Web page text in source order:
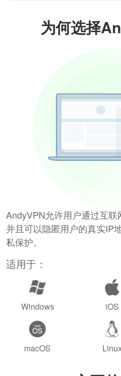
为何选择
AndyVPN允许用户通过互联
并且可以隐匿用户的真实IP
私保护。
适用于：
Windows iOS
macOS